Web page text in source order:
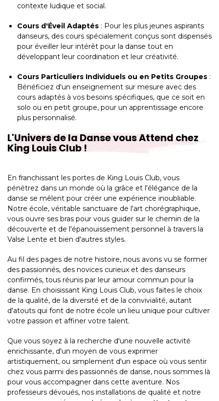
contexte ludique et social.
Cours d'Éveil Adaptés : Pour les plus jeunes aspirants
danseurs, des cours spécialement conçus sont dispensés
pour éveiller leur intérêt pour la danse tout en
développant leur coordination et leur créativité.
Cours Particuliers Individuels ou en Petits Groupes :
Bénéficiez d'un enseignement sur mesure avec des
cours adaptés à vos besoins spécifiques, que ce soit en
solo ou en petit groupe, pour un apprentissage encore
plus personnalisé.
L'Univers de la Danse vous Attend chez
King Louis Club !
En franchissant les portes de King Louis Club, vous
pénétrez dans un monde où la grâce et l'élégance de la
danse se mêlent pour créer une expérience inoubliable.
Notre école, véritable sanctuaire de l'art chorégraphique,
vous ouvre ses bras pour vous guider sur le chemin de la
découverte et de l'épanouissement personnel à travers la
Valse Lente et bien d'autres styles.
Au fil des pages de notre histoire, nous avons vu se former
des passionnés, des novices curieux et des danseurs
confirmés, tous réunis par leur amour commun pour la
danse. En choisissant King Louis Club, vous faites le choix
de la qualité, de la diversité et de la convivialité, autant
d'atouts qui font de notre école un lieu unique pour cultiver
votre passion et affiner votre talent.
Que vous soyez à la recherche d'une nouvelle activité
enrichissante, d'un moyen de vous exprimer
artistiquement, ou simplement d'un espace où vous sentir
chez vous parmi des passionnés de danse, nous sommes là
pour vous accompagner dans cette aventure. Nos
professeurs dévoués, nos installations de qualité et notre